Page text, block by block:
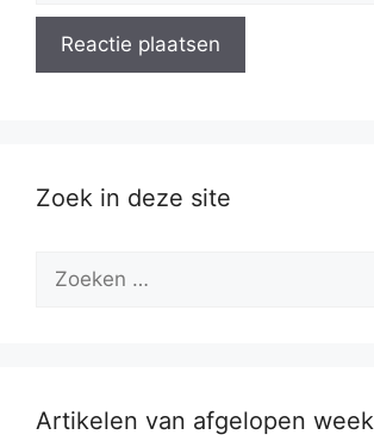
Zoek in deze site
naar:
Artikelen van afgelopen week